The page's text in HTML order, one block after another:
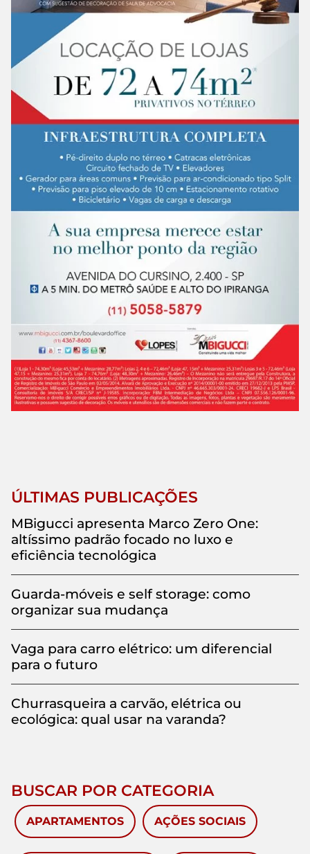
ÚLTIMAS PUBLICAÇÕES
MBigucci apresenta Marco Zero One:
altíssimo padrão focado no luxo e
eficiência tecnológica
Guarda-móveis e self storage: como
organizar sua mudança
Vaga para carro elétrico: um diferencial
para o futuro
Churrasqueira a carvão, elétrica ou
ecológica: qual usar na varanda?
BUSCAR POR CATEGORIA
APARTAMENTOS AÇÕES SOCIAIS